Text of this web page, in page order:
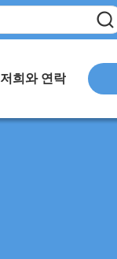
저희와 연락